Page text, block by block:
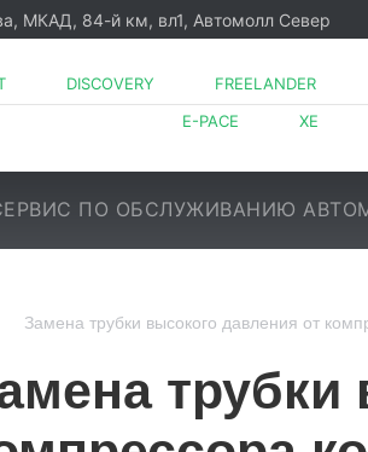
МКАД, 84-й км, вл1, Автомолл Север
FREELANDER
DISCOVERY
XE
E-PACE
ПО ОБСЛУЖИВАНИЮ
Замена трубки высокого давления от